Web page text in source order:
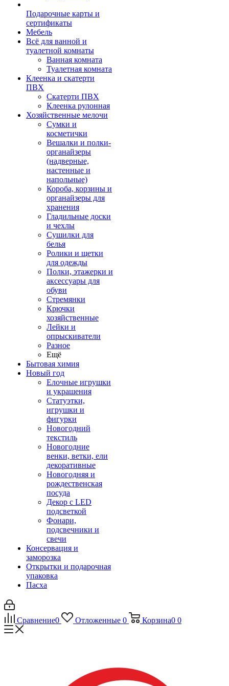
Подарочные карты и
сертификаты
Мебель
Всё для ванной и
туалетной комнаты
Ванная комната
Туалетная комната
Клеенка и скатерти
ПВХ
Скатерти ПВХ
Клеенка рулонная
Хозяйственные мелочи
Сумки и
косметички
Вешалки и полки-
органайзеры
(надверные,
настенные и
напольные)
Короба, корзины и
органайзеры для
хранения
Гладильные доски
и чехлы
Сушилки для
белья
Ролики и щетки
для одежды
Полки, этажерки и
аксессуары для
обуви
Стремянки
Крючки
хозяйственные
Лейки и
опрыскиватели
Разное
Ещё
Бытовая химия
Новый год
Елочные игрушки
и украшения
Статуэтки,
игрушки и
фигурки
Новогодний
текстиль
Новогодние
венки, ветки, ели
декоративные
Новогодняя и
рождественская
посуда
Декор с LED
подсветкой
Фонари,
подсвечники и
свечи
Консервация и
заморозка
Открытки и подарочная
упаковка
Пасха
Сравнение0 Отложенные 0 Корзина0 0